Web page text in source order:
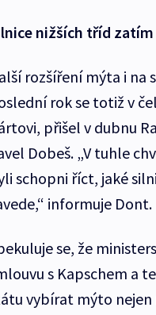
nižších tříd
rozšíření mýta i na
rok se totiž v
přišel v dubnu
Dobeš. „V tuhle
schopni říct, jaké
informuje Dont.
se, že
s Kapschem a
vybírat mýto nejen